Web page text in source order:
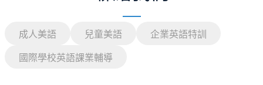
成人美語 兒童美語 企業英語特訓
國際學校英語課業輔導